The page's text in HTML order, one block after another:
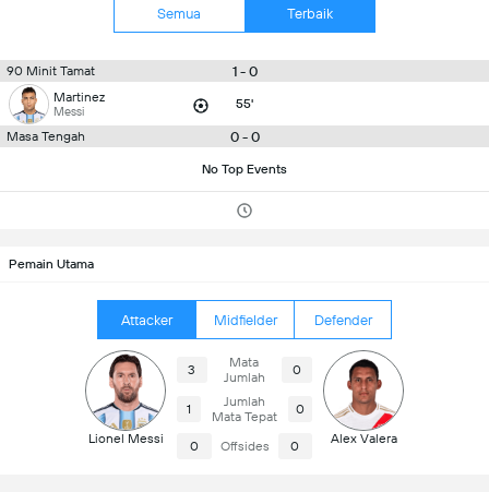
Semua Terbaik
90 Minit Tamat 1 - 0
Martinez
Messi 55'
Masa Tengah 0 - 0
No Top Events
Pemain Utama
Attacker Midfielder Defender
Lionel Messi
3
Mata
Jumlah
0
1
Jumlah
Mata Tepat
0
0 Offsides 0 Alex Valera